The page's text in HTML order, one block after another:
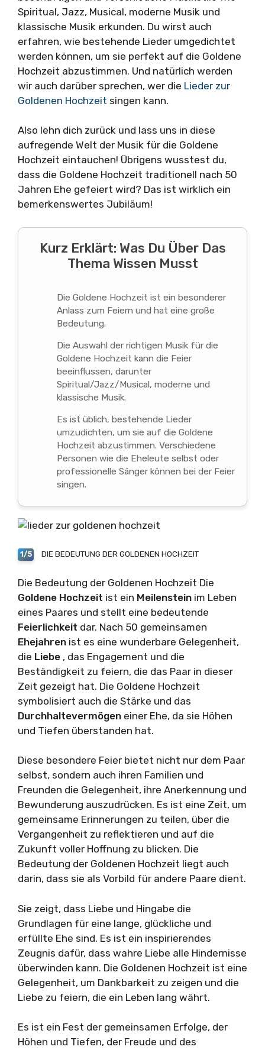
Spiritual, Jazz, Musical, moderne Musik und
klassische Musik erkunden. Du wirst auch
erfahren, wie bestehende Lieder umgedichtet
werden können, um sie perfekt auf die Goldene
Hochzeit abzustimmen. Und natürlich werden
wir auch darüber sprechen, wer die Lieder zur
Goldenen Hochzeit singen kann.
Also lehn dich zurück und lass uns in diese
aufregende Welt der Musik für die Goldene
Hochzeit eintauchen! Übrigens wusstest du,
dass die Goldene Hochzeit traditionell nach 50
Jahren Ehe gefeiert wird? Das ist wirklich ein
bemerkenswertes Jubiläum!
Kurz Erklärt: Was Du Über Das
Thema Wissen Musst
Die Goldene Hochzeit ist ein besonderer
Anlass zum Feiern und hat eine große
Bedeutung.
Die Auswahl der richtigen Musik für die
Goldene Hochzeit kann die Feier
beeinflussen, darunter
Spiritual/Jazz/Musical, moderne und
klassische Musik.
Es ist üblich, bestehende Lieder
umzudichten, um sie auf die Goldene
Hochzeit abzustimmen. Verschiedene
Personen wie die Eheleute selbst oder
professionelle Sänger können bei der Feier
singen.
1/5 DIE BEDEUTUNG DER GOLDENEN HOCHZEIT
Die Bedeutung der Goldenen Hochzeit Die
Goldene Hochzeit ist ein Meilenstein im Leben
eines Paares und stellt eine bedeutende
Feierlichkeit dar. Nach 50 gemeinsamen
Ehejahren ist es eine wunderbare Gelegenheit,
die Liebe , das Engagement und die
Beständigkeit zu feiern, die das Paar in dieser
Zeit gezeigt hat. Die Goldene Hochzeit
symbolisiert auch die Stärke und das
Durchhaltevermögen einer Ehe, da sie Höhen
und Tiefen überstanden hat.
Diese besondere Feier bietet nicht nur dem Paar
selbst, sondern auch ihren Familien und
Freunden die Gelegenheit, ihre Anerkennung und
Bewunderung auszudrücken. Es ist eine Zeit, um
gemeinsame Erinnerungen zu teilen, über die
Vergangenheit zu reflektieren und auf die
Zukunft voller Hoffnung zu blicken. Die
Bedeutung der Goldenen Hochzeit liegt auch
darin, dass sie als Vorbild für andere Paare dient.
Sie zeigt, dass Liebe und Hingabe die
Grundlagen für eine lange, glückliche und
erfüllte Ehe sind. Es ist ein inspirierendes
Zeugnis dafür, dass wahre Liebe alle Hindernisse
überwinden kann. Die Goldenen Hochzeit ist eine
Gelegenheit, um Dankbarkeit zu zeigen und die
Liebe zu feiern, die ein Leben lang währt.
Es ist ein Fest der gemeinsamen Erfolge, der
Höhen und Tiefen, der Freude und des